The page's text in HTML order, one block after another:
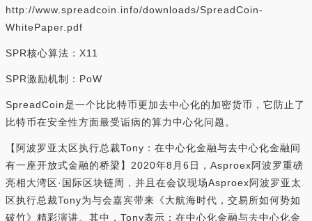
http://www.spreadcoin.info/downloads/SpreadCoin-
WhitePaper.pdf
SPR核心算法：X11
SPR激励机制：PoW
SpreadCoin是一个比比特币更加去中心化的加密货币，它防止了
比特币在安全性方面最受诟病的算力中心化问题。
【阿波罗亚太区执行总裁Tony：在中心化金融与去中心化金融间
有一座开放式金融的桥梁】2020年8月6日，Asproex阿波罗重磅
亮相大湾区·国际区块链周，并且在会议现场Asproex阿波罗亚太
区执行总裁Tony为与会嘉宾带来《大航海时代，交易所如何势如
破竹》精彩演讲。其中，Tony表示：在中心化金融与去中心化金